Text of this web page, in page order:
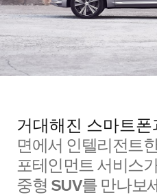
거대해진 스마트
면에서 인텔리전트
포테인먼트 서비스
중형 SUV를 만나보
AJU AUTORIUM